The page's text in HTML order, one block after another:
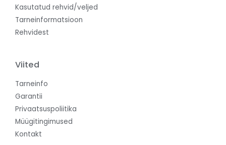
Kasutatud rehvid/veljed
Tarneinformatsioon
Rehvidest
Viited
Tarneinfo
Garantii
Privaatsuspoliitika
Müügitingimused
Kontakt